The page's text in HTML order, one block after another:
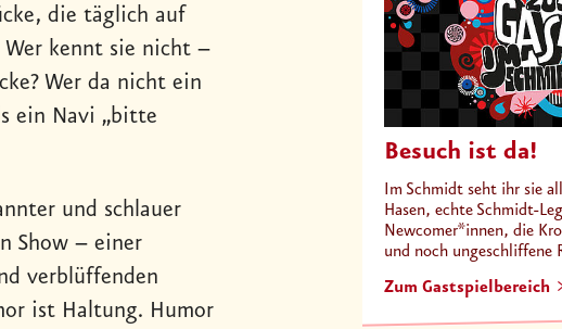
die täglich auf
Wer kennt sie nicht –
Wer da nicht ein
ein Navi „bitte
und schlauer
Show – einer
verblüffenden
ist Haltung. Humor
Besuch ist da!
Im Schmidt seht ihr sie
Hasen, echte Schmidt-
Newcomer*innen, die
und noch ungeschliffene
Zum Gastspielbereich